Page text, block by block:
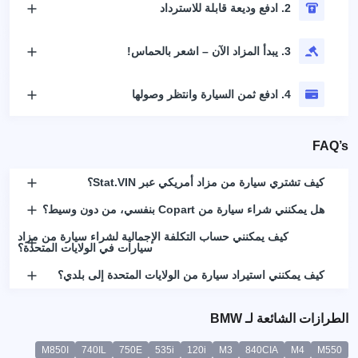
2. ادفع وديعة قابلة للاسترداد
3. يبدأ المزاد الآن – اشعر بالحماس!
4. ادفع ثمن السيارة وانتظر وصولها
FAQ’s
كيف تشتري سيارة من مزاد أمريكي عبر Stat.VIN؟
هل يمكنني شراء سيارة من Copart بنفسي، من دون وسيط؟
كيف يمكنني حساب التكلفة الإجمالية لشراء سيارة من مزاد
سيارات في الولايات المتحدة؟
كيف يمكنني استيراد سيارة من الولايات المتحدة إلى بلدي؟
الطرازات الشائعة لـ BMW
M550
M4
840CIA
M3
120i
535i
750E
740IL
M850I